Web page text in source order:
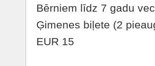
Bērniem līdz 7 gadu
Ģimenes biļete (2
EUR 15